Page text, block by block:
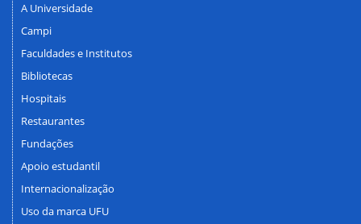
A Universidade
Campi
Faculdades e Institutos
Bibliotecas
Hospitais
Restaurantes
Fundações
Apoio estudantil
Internacionalização
Uso da marca UFU